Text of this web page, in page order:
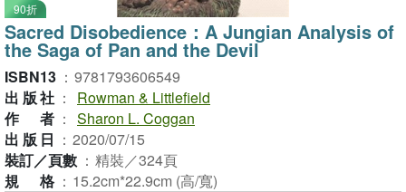
90折
Sacred Disobedience：A Jungian Analysis of
the Saga of Pan and the Devil
ISBN13 ： 9781793606549
出版社 ：
Rowman & Littlefield
作者 ： Sharon L. Coggan
出版日 ： 2020/07/15
裝訂／頁數 ： 精裝／324頁
規格 ： 15.2cm*22.9cm (高/寬)